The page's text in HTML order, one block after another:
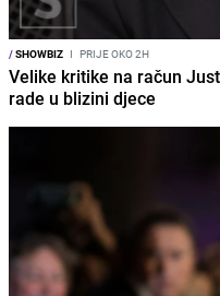
/SHOWBIZ I PRIJE OKO 2H
Velike kritike na račun
rade u blizini djece